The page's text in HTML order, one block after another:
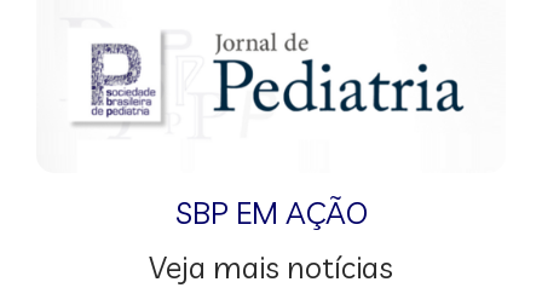
SBP EM AÇÃO
Veja mais notícias